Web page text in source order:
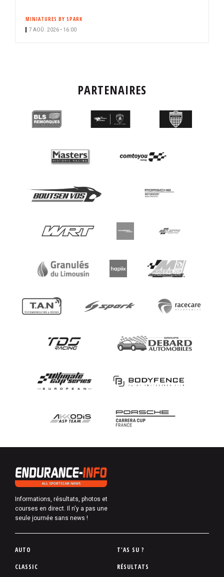
MINIATURES BY SPARK
7 AOÛ. 2026 • 16:00
PARTENAIRES
Informations, résultats, photos et
courses en direct. Il n'y a pas une
seule journée sans news !
P
AUTO
CLASSIC
T'AS SU ?
RÉSULTATS